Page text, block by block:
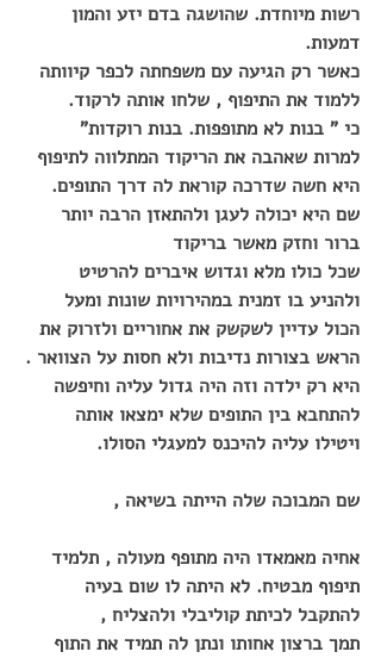
רשות מיוחדת. שהושגה בדם יזע והמון
דמעות.
כאשר רק הגיעה עם משפחתה לכפר קיוותה
ללמוד את התיפוף , שלחו אותה לרקוד.
כי " בנות לא מתופפות. בנות רוקדות"
למרות שאהבה את הריקוד המתלווה לתיפוף
היא חשה שדרכה קוראת לה דרך התופים.
שם היא יכולה לעגן ולהתאזן הרבה יותר
ברור וחזק מאשר בריקוד
שכל כולו מלא וגדוש איברים להרטיט
ולהניע בו זמנית במהירויות שונות ומעל
הכול עדיין לשקשק את אחוריים ולזרוק את
הראש בצורות נדיבות ולא חסות על הצוואר .
היא רק ילדה וזה היה גדול עליה וחיפשה
להתחבא בין התופים שלא ימצאו אותה
ויטילו עליה להיכנס למעגלי הסולו.
שם המבוכה שלה הייתה בשיאה ,
אחיה מאמאדו היה מתופף מעולה , תלמיד
תיפוף מבטיח. לא היתה לו שום בעיה
להתקבל לכיתת קוליבלי ולהצליח ,
תמך ברצון אחותו ונתן לה תמיד את התוף